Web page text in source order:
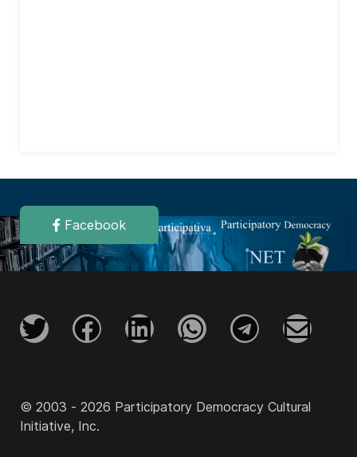
Facebook
© 2003 - 2026 Participatory Democracy Cultural
Initiative, Inc.